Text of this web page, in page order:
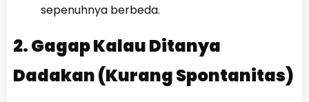
sepenuhnya berbeda.
2. Gagap Kalau Ditanya
Dadakan (Kurang Spontanitas)